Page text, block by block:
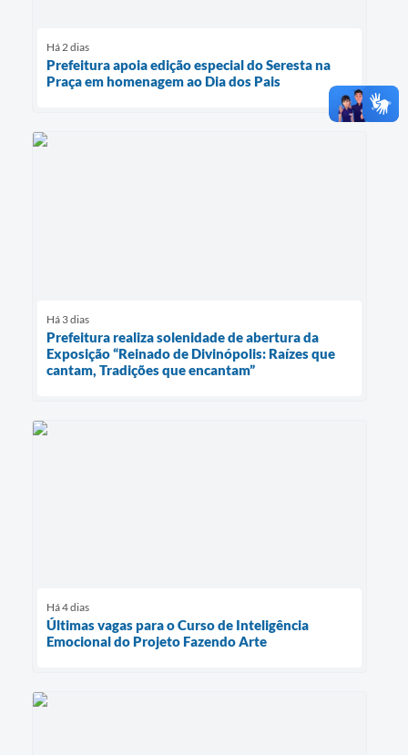
Há 2 dias
Prefeitura apoia edição especial do Seresta na
Praça em homenagem ao Dia dos Pais
Há 3 dias
Prefeitura realiza solenidade de abertura da
Exposição “Reinado de Divinópolis: Raízes que
cantam, Tradições que encantam”
Há 4 dias
Últimas vagas para o Curso de Inteligência
Emocional do Projeto Fazendo Arte